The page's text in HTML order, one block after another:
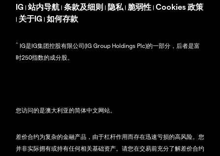
IG |站内导航 | 条款及细则 | 隐私 | 脆弱性 | Cookies 政策
| 关于IG | 如何存款
^ IG是IG集团控股有限公司(IG Group Holdings Plc)的一部分，后者是富
时250指数的成分股。
您访问的是澳大利亚的简体中文网站。
差价合约为复杂的金融产品，由于杠杆作用而存在迅速亏损的高风险。您
并非实际拥有或持有任何相关基础资产。请您在交易前充分了解差价合约